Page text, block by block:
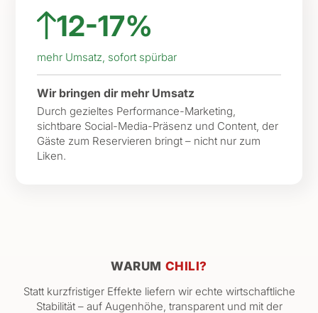
12-17%
mehr Umsatz, sofort spürbar
Wir bringen dir mehr Umsatz
Durch gezieltes Performance-Marketing,
sichtbare Social-Media-Präsenz und Content, der
Gäste zum Reservieren bringt – nicht nur zum
Liken.
WARUM CHILI?
Statt kurzfristiger Effekte liefern wir echte wirtschaftliche
Stabilität – auf Augenhöhe, transparent und mit der